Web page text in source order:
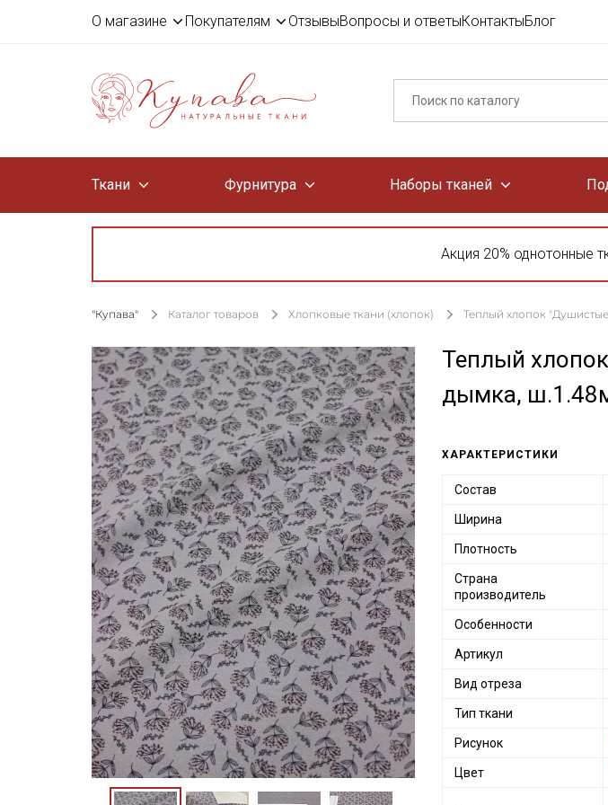
О магазине Покупателям ОтзывыВопросы и ответыКонтактыБлог
Ткани Фурнитура Наборы тканей
Акция 20% однотонные
"Купава" Каталог товаров Хлопковые ткани (хлопок) Теплый хлопок "Душистые
Теплый
дымка,
ХАРАКТЕРИСТИКИ
Состав
Ширина
Плотность
Страна
производитель
Особенности
Артикул
Вид отреза
Тип ткани
Рисунок
Цвет